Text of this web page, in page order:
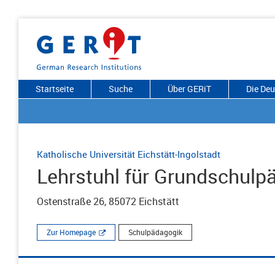
Startseite Suche Über GERiT Die
Katholische Universität Eichstätt-Ingolstadt
Lehrstuhl für
Ostenstraße 26, 85072 Eichstätt
Zur Homepage Schulpädagogik